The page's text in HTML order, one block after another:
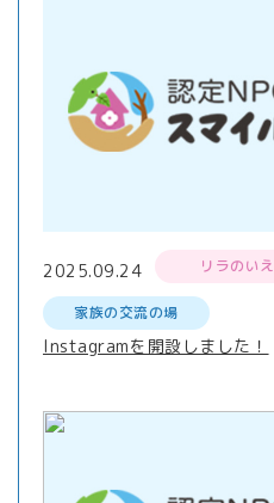
2025.09.24 リラのいえ
家族の交流の場
Instagramを開設しました！